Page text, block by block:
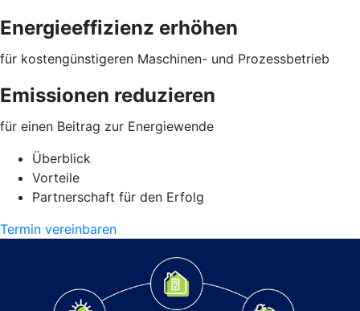
Energieeffizienz erhöhen
für kostengünstigeren Maschinen- und Prozessbetrieb
Emissionen reduzieren
für einen Beitrag zur Energiewende
Überblick
Vorteile
Partnerschaft für den Erfolg
Termin vereinbaren